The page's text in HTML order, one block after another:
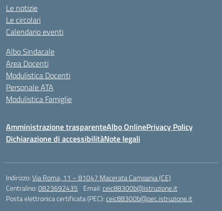
Le notizie
Le circolari
Calendario eventi
Albo Sindacale
Area Docenti
Modulistica Docenti
Personale ATA
Modulistica Famiglie
Amministrazione trasparenteAlbo OnlinePrivacy Policy
Dichiarazione di accessibilitàNote legali
Indirizzo:Via Roma, 11 – 81047 Macerata Campania (CE)
Centralino:0823692435 Email:ceic88300b@istruzione.it
Posta elettronica certificata (PEC):ceic88300b@pec.istruzione.it